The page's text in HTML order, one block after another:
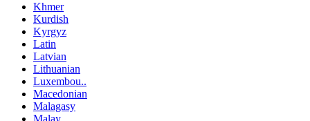
Khmer
Kurdish
Kyrgyz
Latin
Latvian
Lithuanian
Luxembou..
Macedonian
Malagasy
Malay